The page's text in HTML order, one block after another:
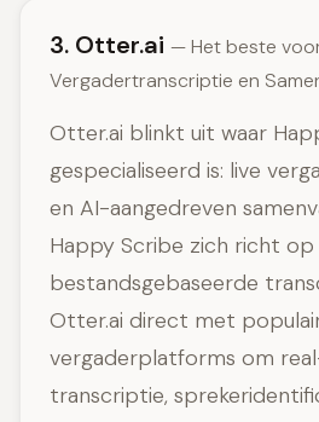
3. Otter.ai — Het beste
Vergadertranscriptie en
Otter.ai blinkt uit waar
gespecialiseerd is: live
en AI-aangedreven
Happy Scribe zich richt op
bestandsgebaseerde
Otter.ai direct met
vergaderplatforms om
transcriptie,